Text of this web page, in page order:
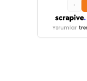
‹
Yorumlar